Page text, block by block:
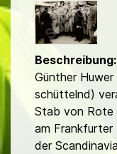
l
d
Beschreibung:
Günther
schüttelnd)
Stab von Rote
am Frankfurter
der